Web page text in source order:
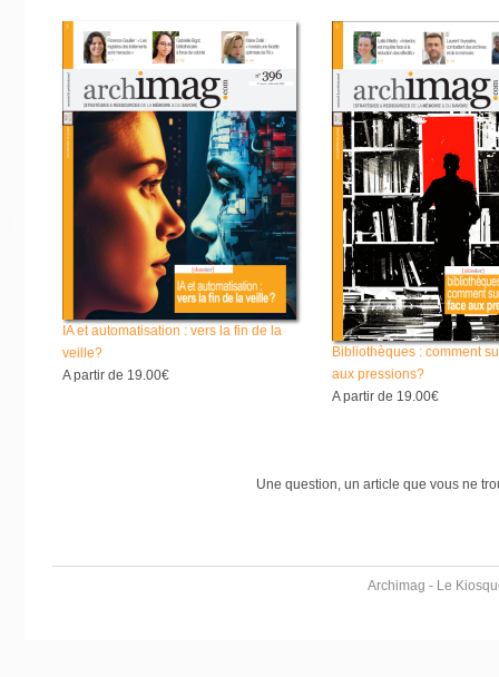
IA et automatisation : vers la fin de la
veille?
A partir de 19.00€
Bibliothèques : comment
aux pressions?
A partir de 19.00€
Une question, un article que vous ne
Archimag - Le